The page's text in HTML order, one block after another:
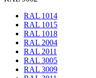
RAL 1014
RAL 1015
RAL 1018
RAL 2004
RAL 2011
RAL 3005
RAL 3009